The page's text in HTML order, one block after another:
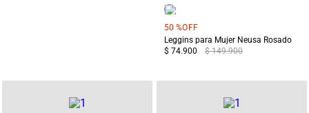
50 %OFF
Leggins para Mujer Neusa Rosado
$ 74.900
$ 149.900